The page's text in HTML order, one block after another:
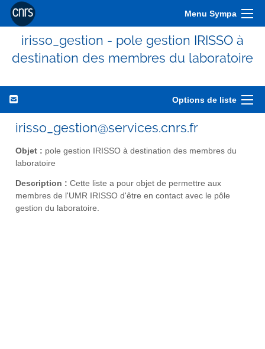
Menu Sympa
irisso_gestion - pole gestion IRISSO à
destination des membres du laboratoire
Options de liste
irisso_gestion@services.cnrs.fr
Objet : pole gestion IRISSO à destination des membres du
laboratoire
Description : Cette liste a pour objet de permettre aux
membres de l'UMR IRISSO d'être en contact avec le pôle
gestion du laboratoire.